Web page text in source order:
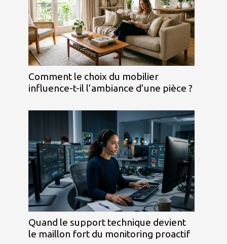
Comment le choix du mobilier
influence-t-il l’ambiance d’une pièce ?
Quand le support technique devient
le maillon fort du monitoring proactif